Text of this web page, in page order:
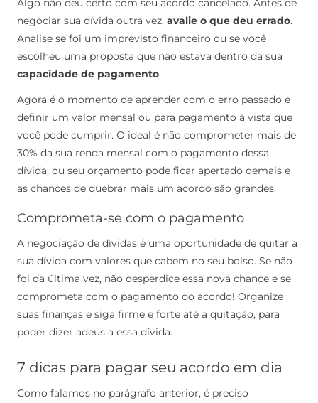
Algo não deu certo com seu acordo cancelado. Antes de
negociar sua dívida outra vez, avalie o que deu errado.
Analise se foi um imprevisto financeiro ou se você
escolheu uma proposta que não estava dentro da sua
capacidade de pagamento.
Agora é o momento de aprender com o erro passado e
definir um valor mensal ou para pagamento à vista que
você pode cumprir. O ideal é não comprometer mais de
30% da sua renda mensal com o pagamento dessa
dívida, ou seu orçamento pode ficar apertado demais e
as chances de quebrar mais um acordo são grandes.
Comprometa-se com o pagamento
A negociação de dívidas é uma oportunidade de quitar a
sua dívida com valores que cabem no seu bolso. Se não
foi da última vez, não desperdice essa nova chance e se
comprometa com o pagamento do acordo! Organize
suas finanças e siga firme e forte até a quitação, para
poder dizer adeus a essa dívida.
7 dicas para pagar seu acordo em dia
Como falamos no parágrafo anterior, é preciso